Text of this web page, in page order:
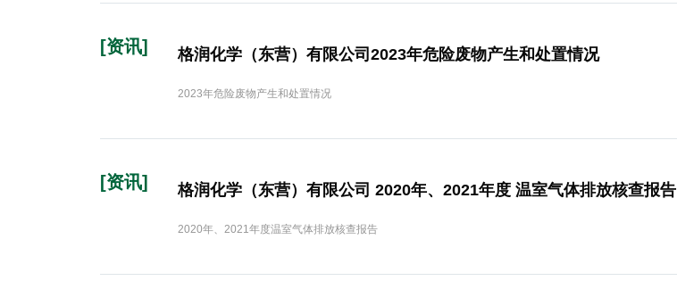
[资讯] 格润化学（东营）有限公司2023年危险废物产生和处置情况
2023年危险废物产生和处置情况
[资讯] 格润化学（东营）有限公司 2020年、2021年度 温室气体排放核查报告
2020年、2021年度温室气体排放核查报告